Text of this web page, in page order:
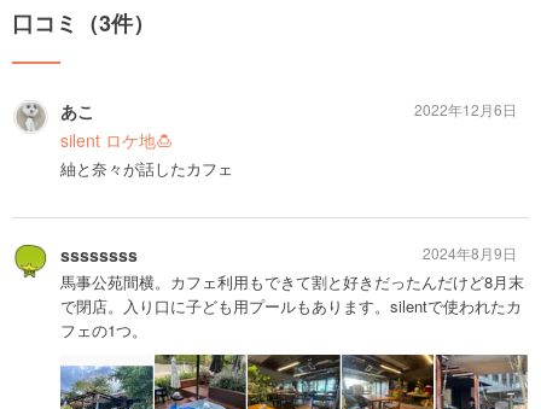
口コミ（3件）
あこ
silent ロケ地🍮
紬と奈々が話したカフェ
2022年12月6日
ssssssss
馬事公苑間横。カフェ利用もできて割と好きだったんだけど8月末
で閉店。入り口に子ども用プールもあります。silentで使われたカ
フェの1つ。
2024年8月9日